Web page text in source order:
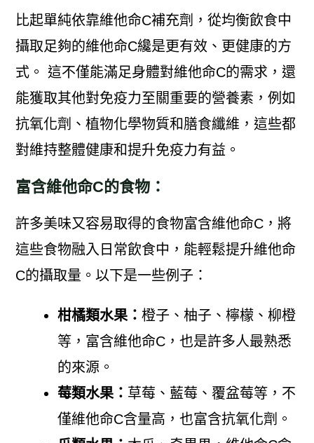
比起單純依靠維他命C補充劑，從均衡飲食中
攝取足夠的維他命C纔是更有效、更健康的方
式。 這不僅能滿足身體對維他命C的需求，還
能獲取其他對免疫力至關重要的營養素，例如
抗氧化劑、植物化學物質和膳食纖維，這些都
對維持整體健康和提升免疫力有益。
富含維他命C的食物：
許多美味又容易取得的食物富含維他命C，將
這些食物融入日常飲食中，能輕鬆提升維他命
C的攝取量。以下是一些例子：
柑橘類水果： 橙子、柚子、檸檬、柳橙
等，富含維他命C，也是許多人最熟悉
的來源。
莓類水果： 草莓、藍莓、覆盆莓等，不
僅維他命C含量高，也富含抗氧化劑。